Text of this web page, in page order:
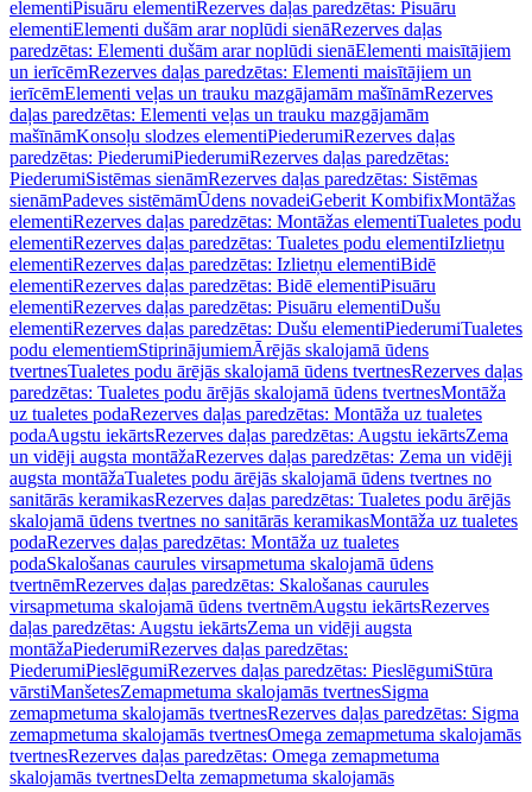
elementiPisuāru elementiRezerves daļas paredzētas: Pisuāru
elementiElementi dušām arar noplūdi sienāRezerves daļas
paredzētas: Elementi dušām arar noplūdi sienāElementi maisītājiem
un ierīcēmRezerves daļas paredzētas: Elementi maisītājiem un
ierīcēmElementi veļas un trauku mazgājamām mašīnāmRezerves
daļas paredzētas: Elementi veļas un trauku mazgājamām
mašīnāmKonsoļu slodzes elementiPiederumiRezerves daļas
paredzētas: PiederumiPiederumiRezerves daļas paredzētas:
PiederumiSistēmas sienāmRezerves daļas paredzētas: Sistēmas
sienāmPadeves sistēmāmŪdens novadeiGeberit KombifixMontāžas
elementiRezerves daļas paredzētas: Montāžas elementiTualetes podu
elementiRezerves daļas paredzētas: Tualetes podu elementiIzlietņu
elementiRezerves daļas paredzētas: Izlietņu elementiBidē
elementiRezerves daļas paredzētas: Bidē elementiPisuāru
elementiRezerves daļas paredzētas: Pisuāru elementiDušu
elementiRezerves daļas paredzētas: Dušu elementiPiederumiTualetes
podu elementiemStiprinājumiemĀrējās skalojamā ūdens
tvertnesTualetes podu ārējās skalojamā ūdens tvertnesRezerves daļas
paredzētas: Tualetes podu ārējās skalojamā ūdens tvertnesMontāža
uz tualetes podaRezerves daļas paredzētas: Montāža uz tualetes
podaAugstu iekārtsRezerves daļas paredzētas: Augstu iekārtsZema
un vidēji augsta montāžaRezerves daļas paredzētas: Zema un vidēji
augsta montāžaTualetes podu ārējās skalojamā ūdens tvertnes no
sanitārās keramikasRezerves daļas paredzētas: Tualetes podu ārējās
skalojamā ūdens tvertnes no sanitārās keramikasMontāža uz tualetes
podaRezerves daļas paredzētas: Montāža uz tualetes
podaSkalošanas caurules virsapmetuma skalojamā ūdens
tvertnēmRezerves daļas paredzētas: Skalošanas caurules
virsapmetuma skalojamā ūdens tvertnēmAugstu iekārtsRezerves
daļas paredzētas: Augstu iekārtsZema un vidēji augsta
montāžaPiederumiRezerves daļas paredzētas:
PiederumiPieslēgumiRezerves daļas paredzētas: PieslēgumiStūra
vārstiManšetesZemapmetuma skalojamās tvertnesSigma
zemapmetuma skalojamās tvertnesRezerves daļas paredzētas: Sigma
zemapmetuma skalojamās tvertnesOmega zemapmetuma skalojamās
tvertnesRezerves daļas paredzētas: Omega zemapmetuma
skalojamās tvertnesDelta zemapmetuma skalojamās